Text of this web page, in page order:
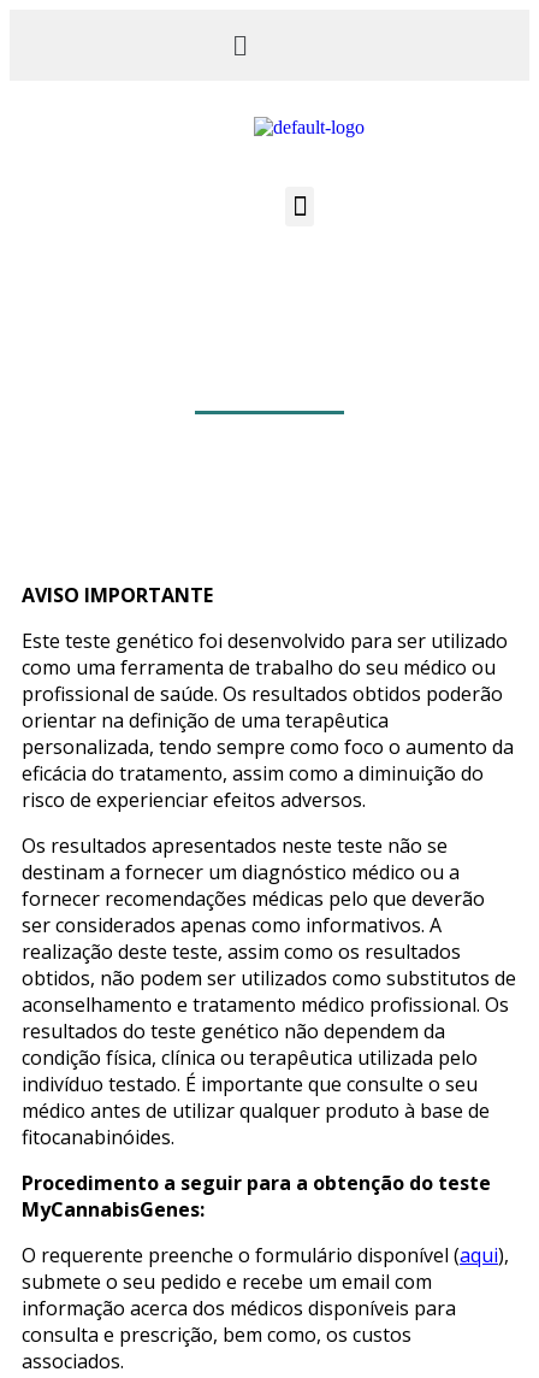
AVISO IMPORTANTE
Este teste genético foi desenvolvido para ser utilizado
como uma ferramenta de trabalho do seu médico ou
profissional de saúde. Os resultados obtidos poderão
orientar na definição de uma terapêutica
personalizada, tendo sempre como foco o aumento da
eficácia do tratamento, assim como a diminuição do
risco de experienciar efeitos adversos.
Os resultados apresentados neste teste não se
destinam a fornecer um diagnóstico médico ou a
fornecer recomendações médicas pelo que deverão
ser considerados apenas como informativos. A
realização deste teste, assim como os resultados
obtidos, não podem ser utilizados como substitutos de
aconselhamento e tratamento médico profissional. Os
resultados do teste genético não dependem da
condição física, clínica ou terapêutica utilizada pelo
indivíduo testado. É importante que consulte o seu
médico antes de utilizar qualquer produto à base de
fitocanabinóides.
Procedimento a seguir para a obtenção do teste
MyCannabisGenes:
O requerente preenche o formulário disponível (aqui),
submete o seu pedido e recebe um email com
informação acerca dos médicos disponíveis para
consulta e prescrição, bem como, os custos
associados.